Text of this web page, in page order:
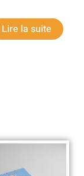
Lire la suite